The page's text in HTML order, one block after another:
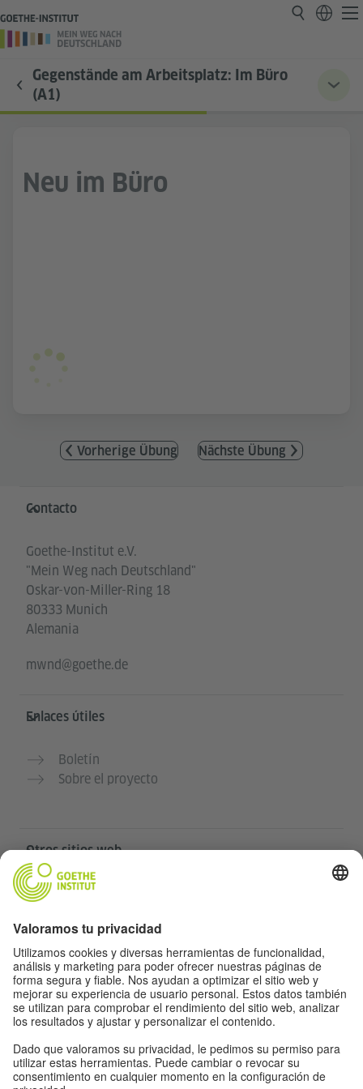
Gegenstände am Arbeitsplatz: Im Büro
(A1)
Neu im Büro
Vorherige Übung Nächste Übung
Service- und Informationsbereich
Contacto
Goethe-Institut e.V.
"Mein Weg nach Deutschland"
Oskar-von-Miller-Ring 18
80333 Munich
Alemania
mwnd@goethe.de
Enlaces útiles
Boletín
Sobre el proyecto
Otros sitios web
Community „Deutsch für dich“
Cursos de alemán del Goethe-Institut
Portal para docentes “Deutschstunde”
Privacidad y accesibilidad
Protección de datos y accesibilidad
Accesibilidad